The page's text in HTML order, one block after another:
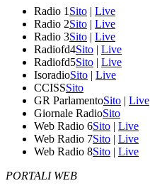
Radio 1 Sito | Live
Radio 2Sito | Live
Radio 3Sito | Live
Radiofd4Sito | Live
Radiofd5Sito | Live
IsoradioSito | Live
CCISSSito
GR ParlamentoSito | Live
Giornale RadioSito
Web Radio 6Sito | Live
Web Radio 7Sito | Live
Web Radio 8Sito | Live
PORTALI WEB